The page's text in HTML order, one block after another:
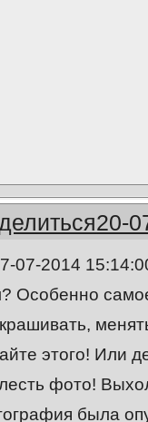
20-
07-2014
Особенно
этого! Или
фото!
была